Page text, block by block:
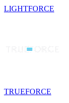
LIGHTFORCE
TRUEFORCE